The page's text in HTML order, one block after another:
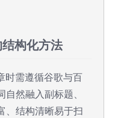
构化方法
时需遵循谷歌与百
然融入副标题、
、结构清晰易于扫